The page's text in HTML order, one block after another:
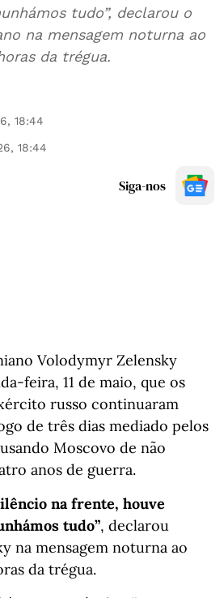
tudo”, declarou o
na mensagem noturna ao
da trégua.
18:44
18:44
Siga-nos
Volodymyr Zelensky
feira, 11 de maio, que os
russo continuaram
de três dias mediado pelos
Moscovo de não
anos de guerra.
na frente, houve
tudo”, declarou
na mensagem noturna ao
da trégua.